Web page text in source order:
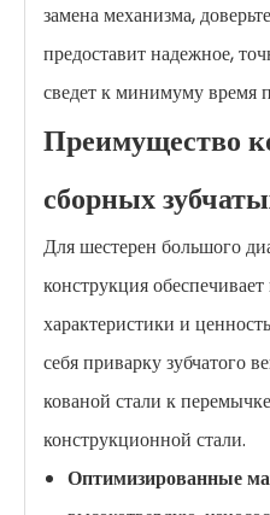
замена механизма,
предоставит надежное,
сведет к минимуму время
Преимущество
сборных
Для шестерен большого
конструкция
характеристики и
себя приварку зубчатого
кованой стали к
конструкционной стали.
Оптимизированные